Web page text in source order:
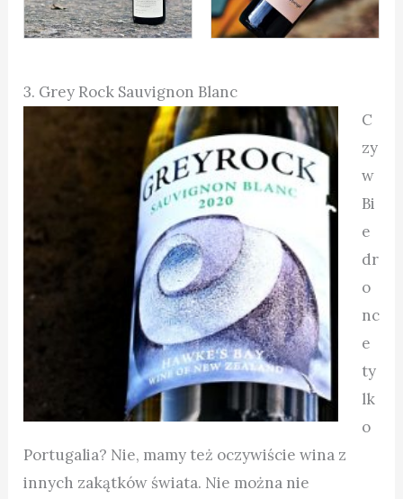
3. Grey Rock Sauvignon Blanc
C
zy
w
Bi
e
dr
o
nc
e
ty
lk
o
Portugalia? Nie, mamy też oczywiście wina z
innych zakątków świata. Nie można nie